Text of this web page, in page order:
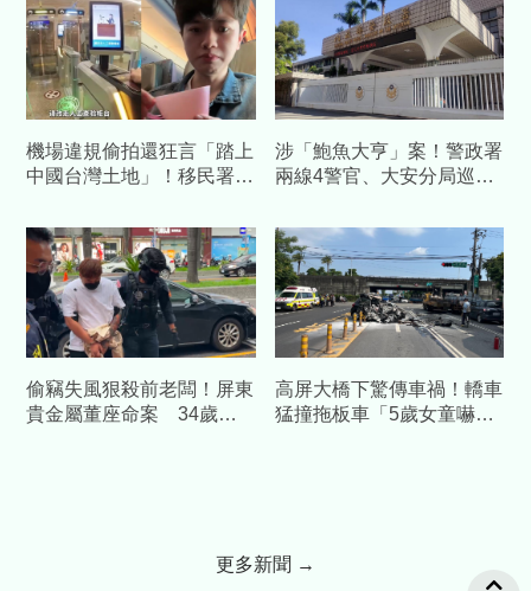
機場違規偷拍還狂言「踏上
中國台灣土地」！移民署開
涉「鮑魚大亨」案！警政署
兩線4警官、大安分局巡佐
偷竊失風狠殺前老闆！屏東
貴金屬董座命案 34歲前
高屏大橋下驚傳車禍！轎車
猛撞拖板車「5歲女童嚇
更多新聞 →